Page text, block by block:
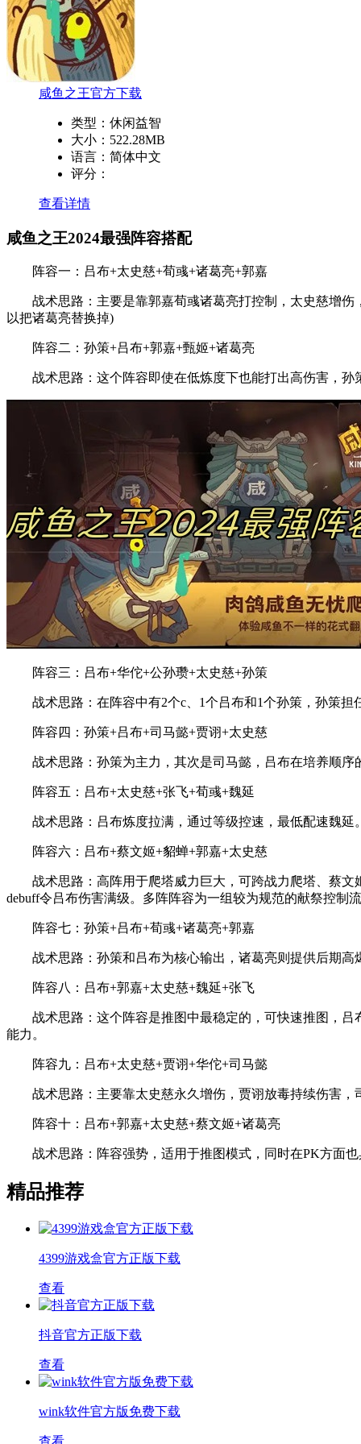
咸鱼之王官方下载
类型： 休闲益智
大小： 522.28MB
语言： 简体中文
评分：
查看详情
咸鱼之王2024最强阵容搭配
阵容一：吕布+太史慈+荀彧+诸葛亮+郭嘉
战术思路：主要是靠郭嘉荀彧诸葛亮打控制，太史慈增伤
以把诸葛亮替换掉)
阵容二：孙策+吕布+郭嘉+甄姬+诸葛亮
战术思路：这个阵容即使在低炼度下也能打出高伤害，孙
阵容三：吕布+华佗+公孙瓒+太史慈+孙策
战术思路：在阵容中有2个c、1个吕布和1个孙策，孙策担
阵容四：孙策+吕布+司马懿+贾诩+太史慈
战术思路：孙策为主力，其次是司马懿，吕布在培养顺序
阵容五：吕布+太史慈+张飞+荀彧+魏延
战术思路：吕布炼度拉满，通过等级控速，最低配速魏延
阵容六：吕布+蔡文姬+貂蝉+郭嘉+太史慈
战术思路：高阵用于爬塔威力巨大，可跨战力爬塔、蔡文
debuff令吕布伤害满级。多阵阵容为一组较为规范的献祭控制
阵容七：孙策+吕布+荀彧+诸葛亮+郭嘉
战术思路：孙策和吕布为核心输出，诸葛亮则提供后期高
阵容八：吕布+郭嘉+太史慈+魏延+张飞
战术思路：这个阵容是推图中最稳定的，可快速推图，吕
能力。
阵容九：吕布+太史慈+贾诩+华佗+司马懿
战术思路：主要靠太史慈永久增伤，贾诩放毒持续伤害，
阵容十：吕布+郭嘉+太史慈+蔡文姬+诸葛亮
战术思路：阵容强势，适用于推图模式，同时在PK方面也
精品推荐
4399游戏盒官方正版下载
查看
抖音官方正版下载
查看
wink软件官方版免费下载
查看